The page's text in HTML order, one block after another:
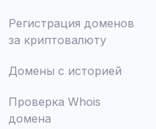
Регистрация доменов
за криптовалюту
Домены с историей
Проверка Whois
домена